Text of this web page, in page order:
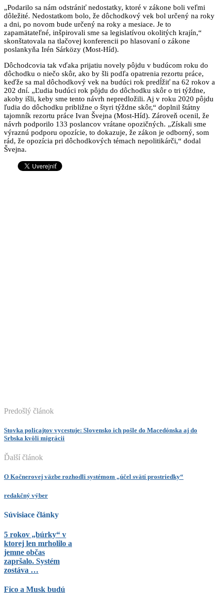
„Podarilo sa nám odstrániť nedostatky, ktoré v zákone boli veľmi
dôležité. Nedostatkom bolo, že dôchodkový vek bol určený na roky
a dni, po novom bude určený na roky a mesiace. Je to
zapamätateľné, inšpirovali sme sa legislatívou okolitých krajín,“
skonštatovala na tlačovej konferencii po hlasovaní o zákone
poslankyňa Irén Sárközy (Most-Híd).
Dôchodcovia tak vďaka prijatiu novely pôjdu v budúcom roku do
dôchodku o niečo skôr, ako by šli podľa opatrenia rezortu práce,
keďže sa mal dôchodkový vek na budúci rok predĺžiť na 62 rokov a
202 dní. „Ľudia budúci rok pôjdu do dôchodku skôr o tri týždne,
akoby išli, keby sme tento návrh nepredložili. Aj v roku 2020 pôjdu
ľudia do dôchodku približne o štyri týždne skôr,“ doplnil štátny
tajomník rezortu práce Ivan Švejna (Most-Híd). Zároveň ocenil, že
návrh podporilo 133 poslancov vrátane opozičných. „Získali sme
výraznú podporu opozície, to dokazuje, že zákon je odborný, som
rád, že opozícia pri dôchodkových témach nepolitikárči,“ dodal
Švejna.
Predošlý článok
Stovka policajtov vycestuje: Slovensko ich pošle do Macedónska aj do
Srbska kvôli migrácii
Ďalší článok
O Kočnerovej väzbe rozhodli systémom „účel svätí prostriedky“
redakčný výber
Súvisiace články
5 rokov „búrky“ v
ktorej len mrholilo a
jemne občas
zapršalo. Systém
zostáva …
Fico a Musk budú